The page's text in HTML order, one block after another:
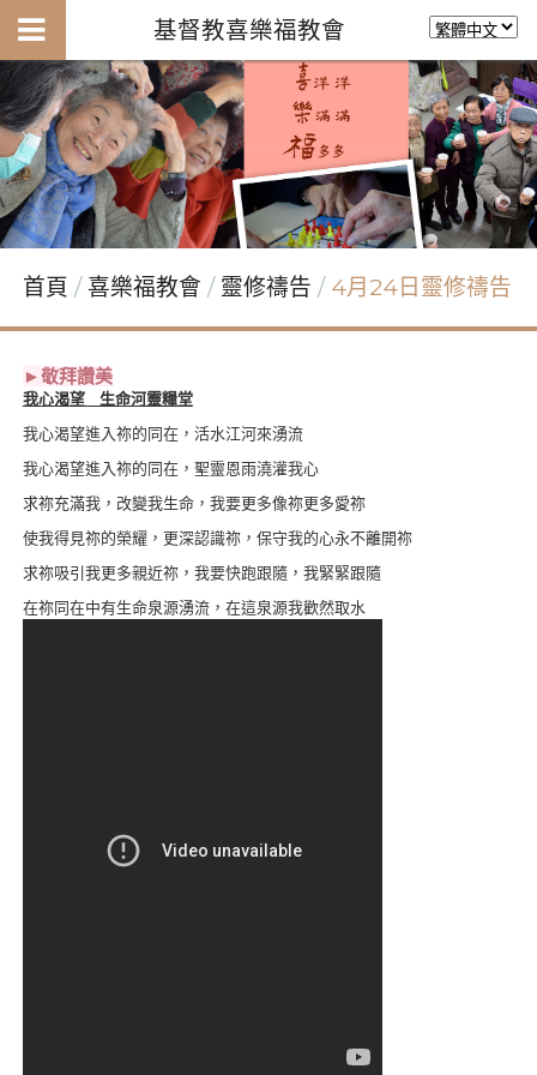
基督教喜樂福教會
首頁 喜樂福教會 靈修禱告 4月24日靈修禱告
►敬拜讚美
我心渴望 生命河靈糧堂
我心渴望進入祢的同在，活水江河來湧流
我心渴望進入祢的同在，聖靈恩雨澆灌我心
求祢充滿我，改變我生命，我要更多像祢更多愛祢
使我得見祢的榮耀，更深認識祢，保守我的心永不離開祢
求祢吸引我更多親近祢，我要快跑跟隨，我緊緊跟隨
在祢同在中有生命泉源湧流，在這泉源我歡然取水